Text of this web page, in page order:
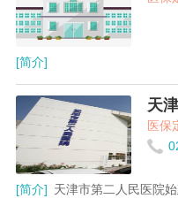
[简介]
天
医保
[简介] 天津市第二人民医院始建于1920年，经过90多年的发展历程，医院已逐步发展成为一所集医疗、教学、科研、预防、保健为一体，内、外、妇、儿全面发展，以综合肝病治疗为特色的三级甲等医院。 医院占地面积6万平方米，开放床位400张，年门诊量约10余万人次，年出院病人8千人次。医院现有在职职工近700人。 医院门诊部设有肝病内科、肝病外科、妇产科、中医科、感染科、性病科和急症科，并配备有母婴阻断、肝病预防咨询、脂肪肝等特色门诊以及一流的功能检查科室。 门诊严格按病种划分诊疗区域并配合完善的消毒隔离制度，保证患者就诊安全，避免交互感染。 医院在肝衰竭的人工肝治疗、非病毒性肝病、急慢性肝炎、肝硬化及肝癌的个体化治疗、阻断母婴垂直传播、中西医结合治疗肝病、病毒性肝炎的免疫诊断以及对肝炎病毒变异的研究、无症状乙肝病毒携带者动态监测以及各种法定传染病，尤其是儿科传染病的监测和治疗抢救等方面，达到国内领先或先进水平。是天津及华北地区肝病诊疗的权威单位之一，天津市优势领域学科、天津市重点发展学科，诊治的病毒性肝炎患者人数在全国名列前茅，在天津市稳居龙头地位。医院的传染病学科被确定为天津市临床优势学科。 感染二科和性病诊疗中心是完全按照国家有关法规建设的现代化、规范化诊疗机构。在性传播疾病诊断治疗及分子病毒学、免疫学、基因测序等方面居国内先进水平。 医院的红丝带爱之家与国内外艾滋病治疗机构、公益组织和志愿者组织密切合作，为患者提供医疗救治、心理疏导以及人文